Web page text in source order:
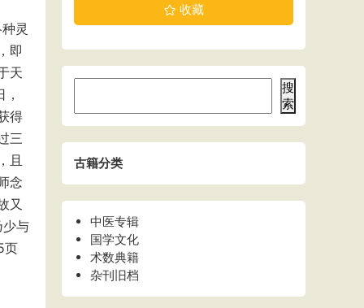
灵
即
天
得
三
且
念
又
少与
页
收藏
搜
索
古籍分类
中医专辑
国学文化
术数典籍
杂刊旧档